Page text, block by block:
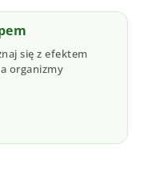
się z efektem
organizmy